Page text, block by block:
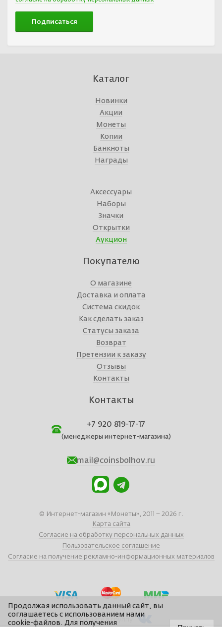
Каталог
Новинки
Акции
Монеты
Копии
Банкноты
Награды
Аксессуары
Наборы
Значки
Открытки
Аукцион
Покупателю
О магазине
Доставка и оплата
Система скидок
Как сделать заказ
Статусы заказа
Возврат
Претензии к заказу
Отзывы
Контакты
Контакты
+7 920 819-17-17
(менеджеры интернет-магазина)
mail@coinsbolhov.ru
© Интернет-магазин «Монеты», 2011 – 2026 г.
Карта сайта
Согласие на обработку персональных данных
Пользовательское соглашение
Согласие на получение рекламно-информационных материалов
Вступайте в группу
Продолжая использовать данный сайт, вы
соглашаетесь с использованием нами
cookie-файлов. Для получения